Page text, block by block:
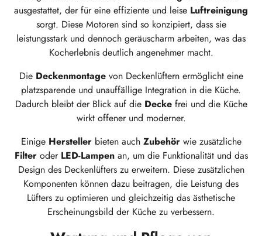
ausgestattet, der für eine effiziente und leise Luftreinigung
sorgt. Diese Motoren sind so konzipiert, dass sie
leistungsstark und dennoch geräuscharm arbeiten, was das
Kocherlebnis deutlich angenehmer macht.
Die Deckenmontagevon Deckenlüftern ermöglicht eine
platzsparende und unauffällige Integration in die Küche.
Dadurch bleibt der Blick auf die Deckefrei und die Küche
wirkt offener und moderner.
Einige Herstellerbieten auch Zubehörwie zusätzliche
Filteroder LED-Lampenan, um die Funktionalität und das
Design des Deckenlüfters zu erweitern. Diese zusätzlichen
Komponenten können dazu beitragen, die Leistung des
Lüfters zu optimieren und gleichzeitig das ästhetische
Erscheinungsbild der Küche zu verbessern.